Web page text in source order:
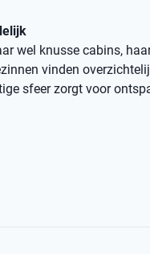
wel knusse cabins,
vinden
sfeer zorgt voor